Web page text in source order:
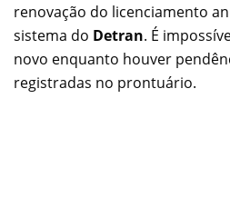
renovação do licenciamento
sistema do Detran. É
novo enquanto houver
registradas no prontuário.